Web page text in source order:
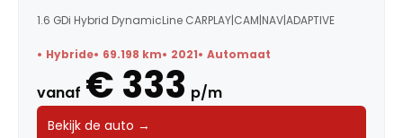
1.6 GDi Hybrid DynamicLine CARPLAY|CAM|NAV|ADAPTIVE
Hybride 69.198 km 2021 Automaat
vanaf € 333 p/m
Bekijk de auto →